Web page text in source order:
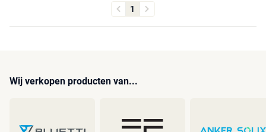
1
Wij verkopen producten van...